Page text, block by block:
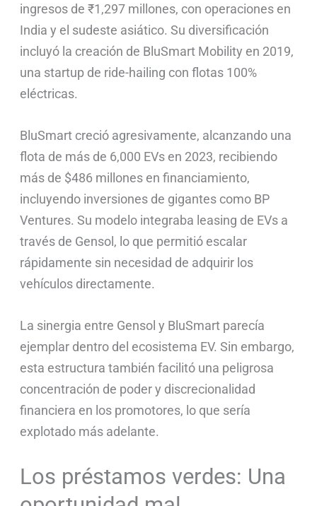
ingresos de ₹1,297 millones, con operaciones en
India y el sudeste asiático. Su diversificación
incluyó la creación de BluSmart Mobility en 2019,
una startup de ride-hailing con flotas 100%
eléctricas.
BluSmart creció agresivamente, alcanzando una
flota de más de 6,000 EVs en 2023, recibiendo
más de $486 millones en financiamiento,
incluyendo inversiones de gigantes como BP
Ventures. Su modelo integraba leasing de EVs a
través de Gensol, lo que permitió escalar
rápidamente sin necesidad de adquirir los
vehículos directamente.
La sinergia entre Gensol y BluSmart parecía
ejemplar dentro del ecosistema EV. Sin embargo,
esta estructura también facilitó una peligrosa
concentración de poder y discrecionalidad
financiera en los promotores, lo que sería
explotado más adelante.
Los préstamos verdes: Una